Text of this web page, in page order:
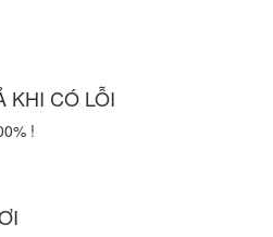
KHI CÓ LỖI
!